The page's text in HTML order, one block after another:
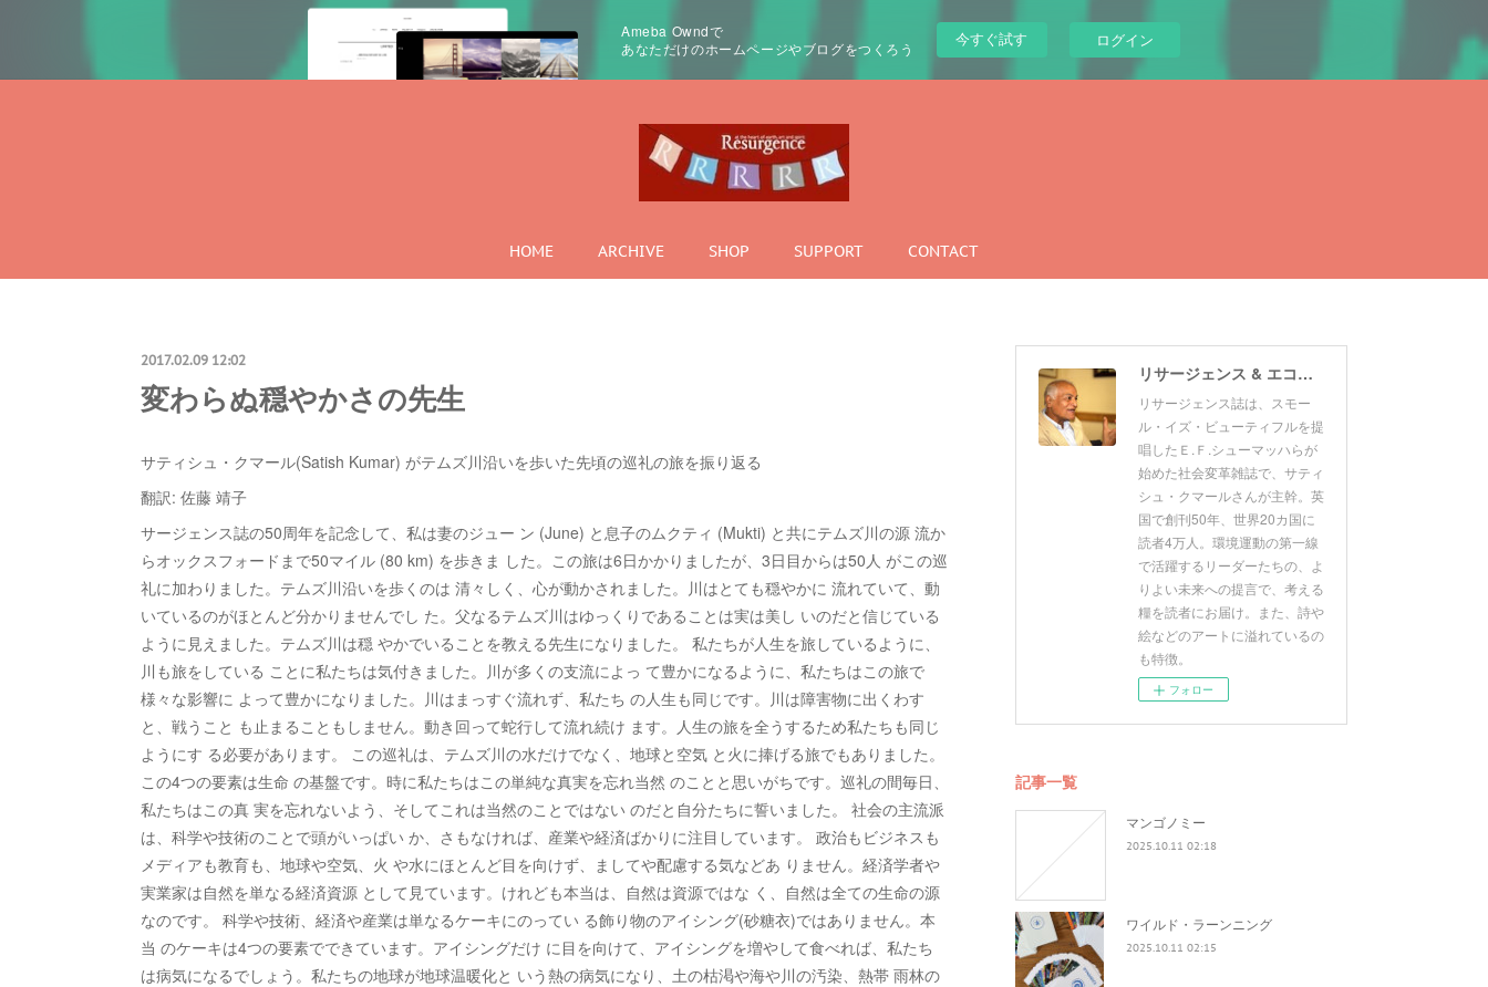
Ameba Owndで
あなただけのホームページやブログをつくろう
今すぐ試す ログイン
HOME ARCHIVE SHOP SUPPORT CONTACT
2017.02.09 12:02
変わらぬ穏やかさの先生
サティシュ・クマール(Satish Kumar) がテムズ川沿いを歩いた先頃の巡礼の旅を振り返る
翻訳: 佐藤 靖子
サージェンス誌の50周年を記念して、私は妻のジュー ン (June) と息子のムクティ (Mukti) と共にテムズ川の源 流か
らオックスフォードまで50マイル (80 km) を歩きま した。この旅は6日かかりましたが、3日目からは50人 がこの巡
礼に加わりました。テムズ川沿いを歩くのは 清々しく、心が動かされました。川はとても穏やかに 流れていて、動
いているのがほとんど分かりませんでし た。父なるテムズ川はゆっくりであることは実は美し いのだと信じている
ように見えました。テムズ川は穏 やかでいることを教える先生になりました。 私たちが人生を旅しているように、
川も旅をしている ことに私たちは気付きました。川が多くの支流によっ て豊かになるように、私たちはこの旅で
様々な影響に よって豊かになりました。川はまっすぐ流れず、私たち の人生も同じです。川は障害物に出くわす
と、戦うこと も止まることもしません。動き回って蛇行して流れ続け ます。人生の旅を全うするため私たちも同じ
ようにす る必要があります。 この巡礼は、テムズ川の水だけでなく、地球と空気 と火に捧げる旅でもありました。
この4つの要素は生命 の基盤です。時に私たちはこの単純な真実を忘れ当然 のことと思いがちです。巡礼の間毎日、
私たちはこの真 実を忘れないよう、そしてこれは当然のことではない のだと自分たちに誓いました。 社会の主流派
は、科学や技術のことで頭がいっぱい か、さもなければ、産業や経済ばかりに注目しています。 政治もビジネスも
メディアも教育も、地球や空気、火 や水にほとんど目を向けず、ましてや配慮する気などあ りません。経済学者や
実業家は自然を単なる経済資源 として見ています。けれども本当は、自然は資源ではな く、自然は全ての生命の源
なのです。 科学や技術、経済や産業は単なるケーキにのってい る飾り物のアイシング(砂糖衣)ではありません。本
当 のケーキは4つの要素でできています。アイシングだけ に目を向けて、アイシングを増やして食べれば、私たち
は病気になるでしょう。私たちの地球が地球温暖化と いう熱の病気になり、土の枯渇や海や川の汚染、熱帯 雨林の
リサージェンス & エコロジスト 日本版
リサージェンス誌は、スモー
ル・イズ・ビューティフルを提
唱したＥ.Ｆ.シューマッハらが
始めた社会変革雑誌で、サティ
シュ・クマールさんが主幹。英
国で創刊50年、世界20カ国に
読者4万人。環境運動の第一線
で活躍するリーダーたちの、よ
りよい未来への提言で、考える
糧を読者にお届け。また、詩や
絵などのアートに溢れているの
も特徴。
フォロー
記事一覧
マンゴノミー
2025.10.11 02:18
ワイルド・ラーンニング
2025.10.11 02:15